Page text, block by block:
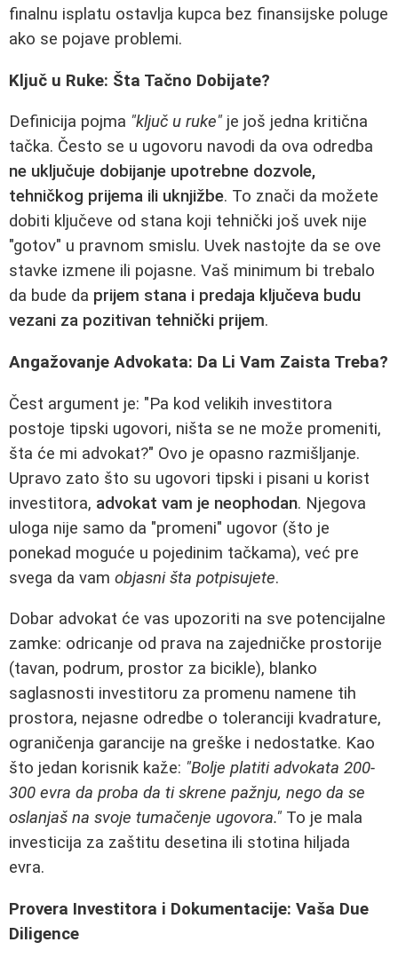
finalnu isplatu ostavlja kupca bez finansijske poluge
ako se pojave problemi.
Ključ u Ruke: Šta Tačno Dobijate?
Definicija pojma "ključ u ruke" je još jedna kritična
tačka. Često se u ugovoru navodi da ova odredba
ne uključuje dobijanje upotrebne dozvole,
tehničkog prijema ili uknjižbe. To znači da možete
dobiti ključeve od stana koji tehnički još uvek nije
"gotov" u pravnom smislu. Uvek nastojte da se ove
stavke izmene ili pojasne. Vaš minimum bi trebalo
da bude da prijem stana i predaja ključeva budu
vezani za pozitivan tehnički prijem.
Angažovanje Advokata: Da Li Vam Zaista Treba?
Čest argument je: "Pa kod velikih investitora
postoje tipski ugovori, ništa se ne može promeniti,
šta će mi advokat?" Ovo je opasno razmišljanje.
Upravo zato što su ugovori tipski i pisani u korist
investitora, advokat vam je neophodan. Njegova
uloga nije samo da "promeni" ugovor (što je
ponekad moguće u pojedinim tačkama), već pre
svega da vam objasni šta potpisujete.
Dobar advokat će vas upozoriti na sve potencijalne
zamke: odricanje od prava na zajedničke prostorije
(tavan, podrum, prostor za bicikle), blanko
saglasnosti investitoru za promenu namene tih
prostora, nejasne odredbe o toleranciji kvadrature,
ograničenja garancije na greške i nedostatke. Kao
što jedan korisnik kaže: "Bolje platiti advokata 200-
300 evra da proba da ti skrene pažnju, nego da se
oslanjaš na svoje tumačenje ugovora." To je mala
investicija za zaštitu desetina ili stotina hiljada
evra.
Provera Investitora i Dokumentacije: Vaša Due
Diligence